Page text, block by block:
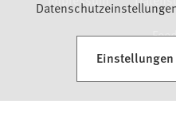
Einstellungen
(Öffnet in einem neuen Tab)